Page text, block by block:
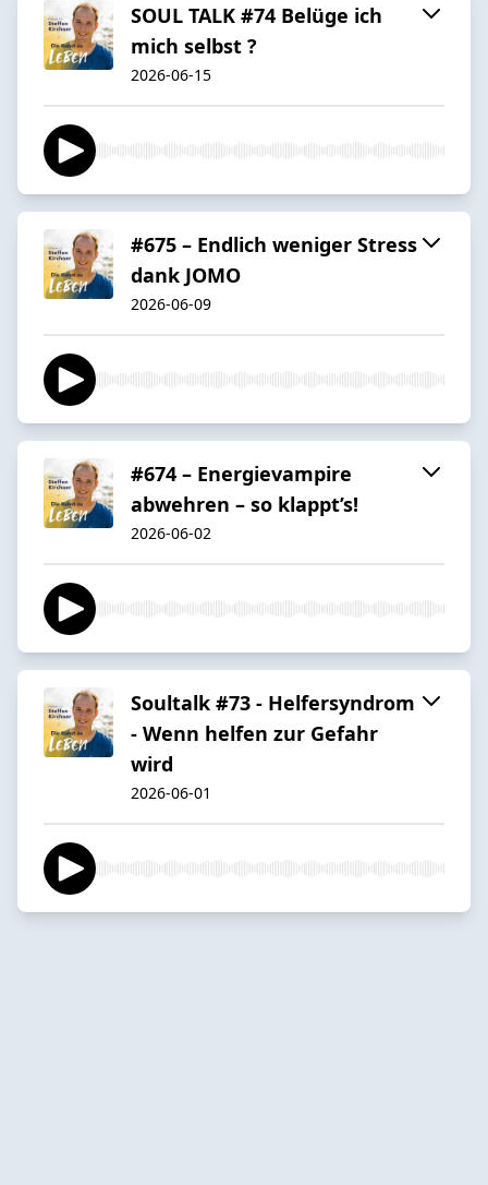
SOUL TALK #74 Belüge ich
mich selbst ?
2026-06-15
#675 – Endlich weniger Stress
dank JOMO
2026-06-09
#674 – Energievampire
abwehren – so klappt’s!
2026-06-02
Soultalk #73 - Helfersyndrom
- Wenn helfen zur Gefahr
wird
2026-06-01